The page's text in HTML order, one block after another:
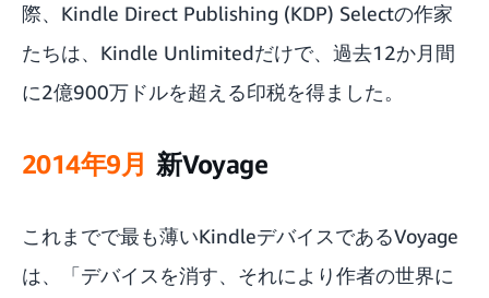
際、Kindle Direct Publishing (KDP) Selectの作家
たちは、Kindle Unlimitedだけで、過去12か月間
に2億900万ドルを超える印税を得ました。
2014年9月 新Voyage
これまでで最も薄いKindleデバイスであるVoyage
は、「デバイスを消す、それにより作者の世界に